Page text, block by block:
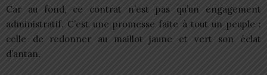
Car au fond, ce contrat n’est pas qu’un engagement
administratif. C’est une promesse faite à tout un peuple :
celle de redonner au maillot jaune et vert son éclat
d’antan.